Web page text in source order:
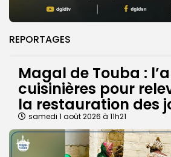
REPORTAGES
Magal de Touba :
cuisinières pour
la restauration des
samedi 1 août 2026 à 11h21